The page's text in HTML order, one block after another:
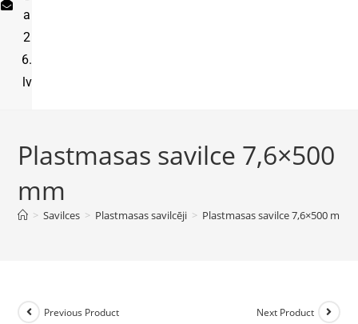
a
2
6.
lv
Plastmasas savilce 7,6×500
mm
> Savilces > Plastmasas savilcēji > Plastmasas savilce 7,6×500 mm
Previous Product Next Product